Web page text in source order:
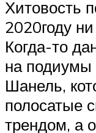
Хитовость
2020году
Когда-то
на подиумы
Шанель,
полосатые
трендом, а